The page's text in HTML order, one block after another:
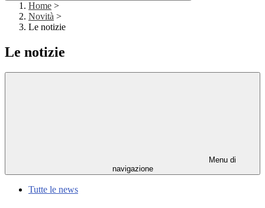
Home >
Novità >
Le notizie
Le notizie
Menu di
navigazione
Tutte le news